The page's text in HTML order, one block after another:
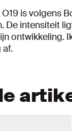
is volgens
De intensiteit
ontwikkeling.
af.